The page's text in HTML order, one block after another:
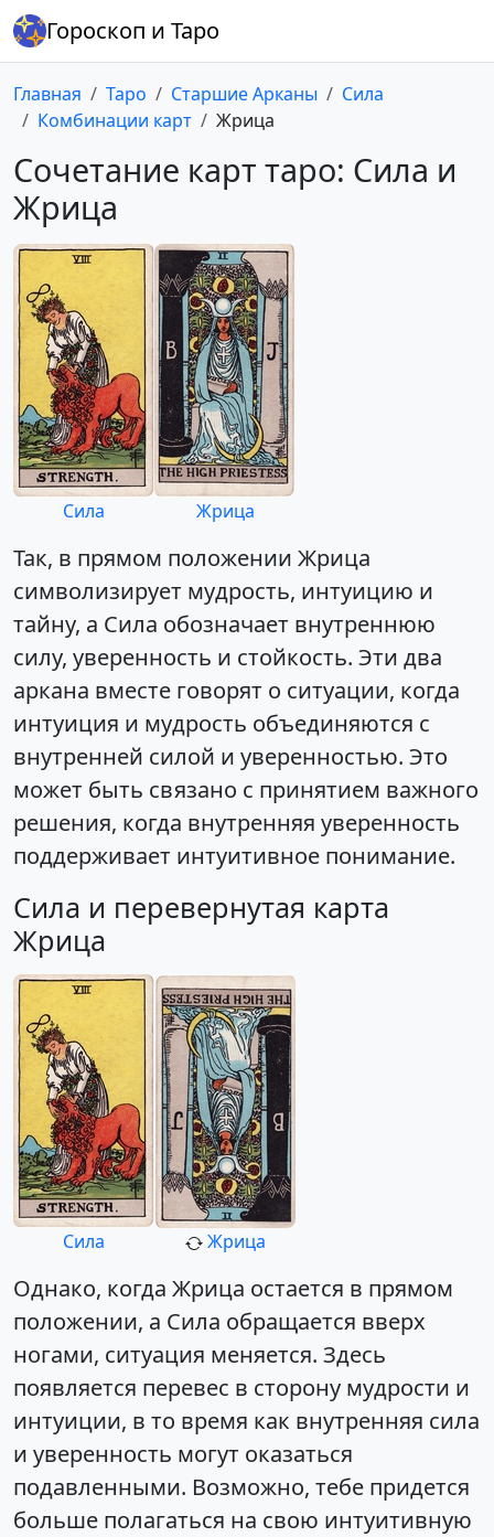
Гороскоп и Таро
Главная Таро Старшие Арканы
Сила
Комбинации карт
Жрица
Сочетание карт таро: Сила и
Жрица
Сила Жрица
Так, в прямом положении Жрица
символизирует мудрость, интуицию и
тайну, а Сила обозначает внутреннюю
силу, уверенность и стойкость. Эти два
аркана вместе говорят о ситуации, когда
интуиция и мудрость объединяются с
внутренней силой и уверенностью. Это
может быть связано с принятием важного
решения, когда внутренняя уверенность
поддерживает интуитивное понимание.
Сила и перевернутая карта
Жрица
Сила Жрица
Однако, когда Жрица остается в прямом
положении, а Сила обращается вверх
ногами, ситуация меняется. Здесь
появляется перевес в сторону мудрости и
интуиции, в то время как внутренняя сила
и уверенность могут оказаться
подавленными. Возможно, тебе придется
больше полагаться на свою интуитивную